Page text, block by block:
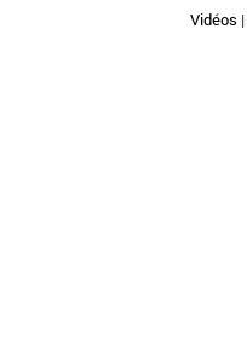
Vidéos |